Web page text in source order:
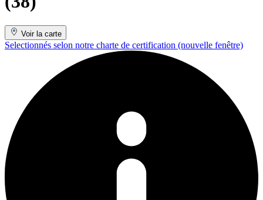
Voir la carte
Selectionnés selon notre charte de certification (nouvelle fenêtre)